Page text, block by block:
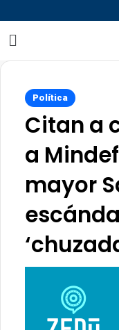
Política
Citan a
a
mayor